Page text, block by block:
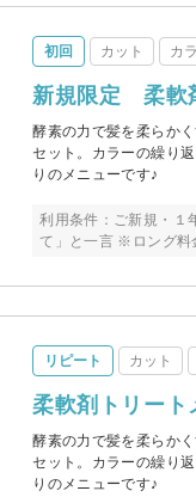
初回 カット カ
新規限定 柔軟
酵素の力で髪を柔らか
セット。カラーの繰り
りのメニューです♪
利用条件：ご新規・１
て」と一言 ※ロング料
リピート カット
柔軟剤トリー
酵素の力で髪を柔らか
セット。カラーの繰り
りのメニューです♪